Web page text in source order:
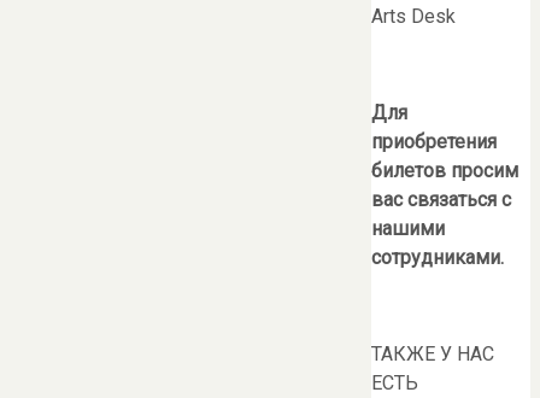
Arts Desk
Для
приобретения
билетов просим
вас связаться с
нашими
сотрудниками.
ТАКЖЕ У НАС
ЕСТЬ